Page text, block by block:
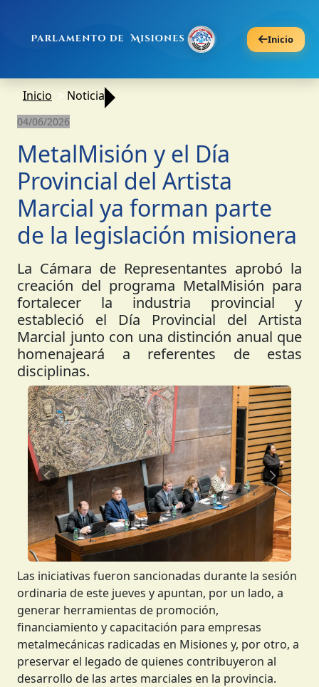
Inicio
Inicio Noticia
04/06/2026
MetalMisión y el Día
Provincial del Artista
Marcial ya forman parte
de la legislación misionera
La Cámara de Representantes aprobó la
creación del programa MetalMisión para
fortalecer la industria provincial y
estableció el Día Provincial del Artista
Marcial junto con una distinción anual que
homenajeará a referentes de estas
disciplinas.
Anterior
Las iniciativas fueron sancionadas durante la sesión
ordinaria de este jueves y apuntan, por un lado, a
generar herramientas de promoción,
financiamiento y capacitación para empresas
metalmecánicas radicadas en Misiones y, por otro, a
preservar el legado de quienes contribuyeron al
desarrollo de las artes marciales en la provincia.